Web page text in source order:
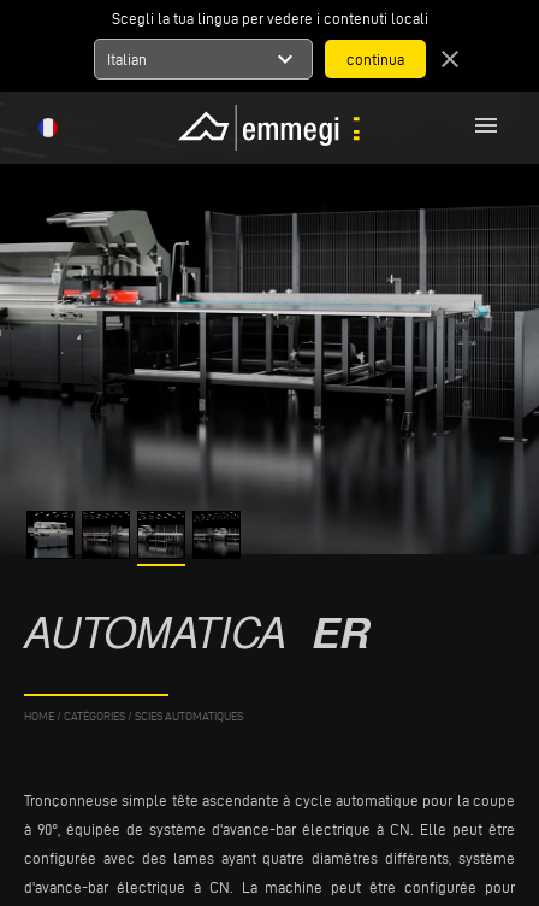
Scegli la tua lingua per vedere i contenuti locali
Italian expand_more close
menu
AUTOMATICA ER
HOME / CATÉGORIES / SCIES AUTOMATIQUES
Tronçonneuse simple tête ascendante à cycle automatique pour la coupe
à 90°, équipée de système d'avance-bar électrique à CN. Elle peut être
configurée avec des lames ayant quatre diamètres différents, système
d'avance-bar électrique à CN. La machine peut être configurée pour